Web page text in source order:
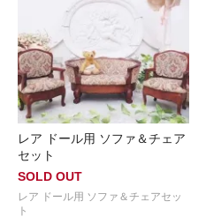
レア ドール用 ソファ＆チェア
セット
SOLD OUT
レア ドール用 ソファ＆チェアセッ
ト